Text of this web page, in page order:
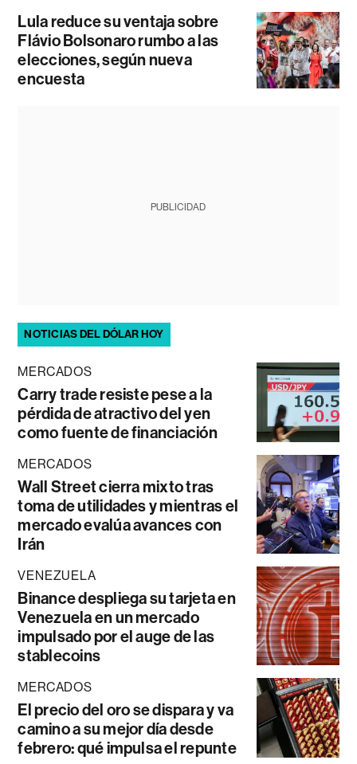
Lula reduce su ventaja sobre
Flávio Bolsonaro rumbo a las
elecciones, según nueva
encuesta
PUBLICIDAD
NOTICIAS DEL DÓLAR HOY
MERCADOS
Carry trade resiste pese a la
pérdida de atractivo del yen
como fuente de financiación
MERCADOS
Wall Street cierra mixto tras
toma de utilidades y mientras el
mercado evalúa avances con
Irán
VENEZUELA
Binance despliega su tarjeta en
Venezuela en un mercado
impulsado por el auge de las
stablecoins
MERCADOS
El precio del oro se dispara y va
camino a su mejor día desde
febrero: qué impulsa el repunte